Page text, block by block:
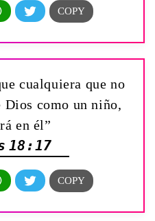
cualquiera que no
como un niño,
en él”
18:17